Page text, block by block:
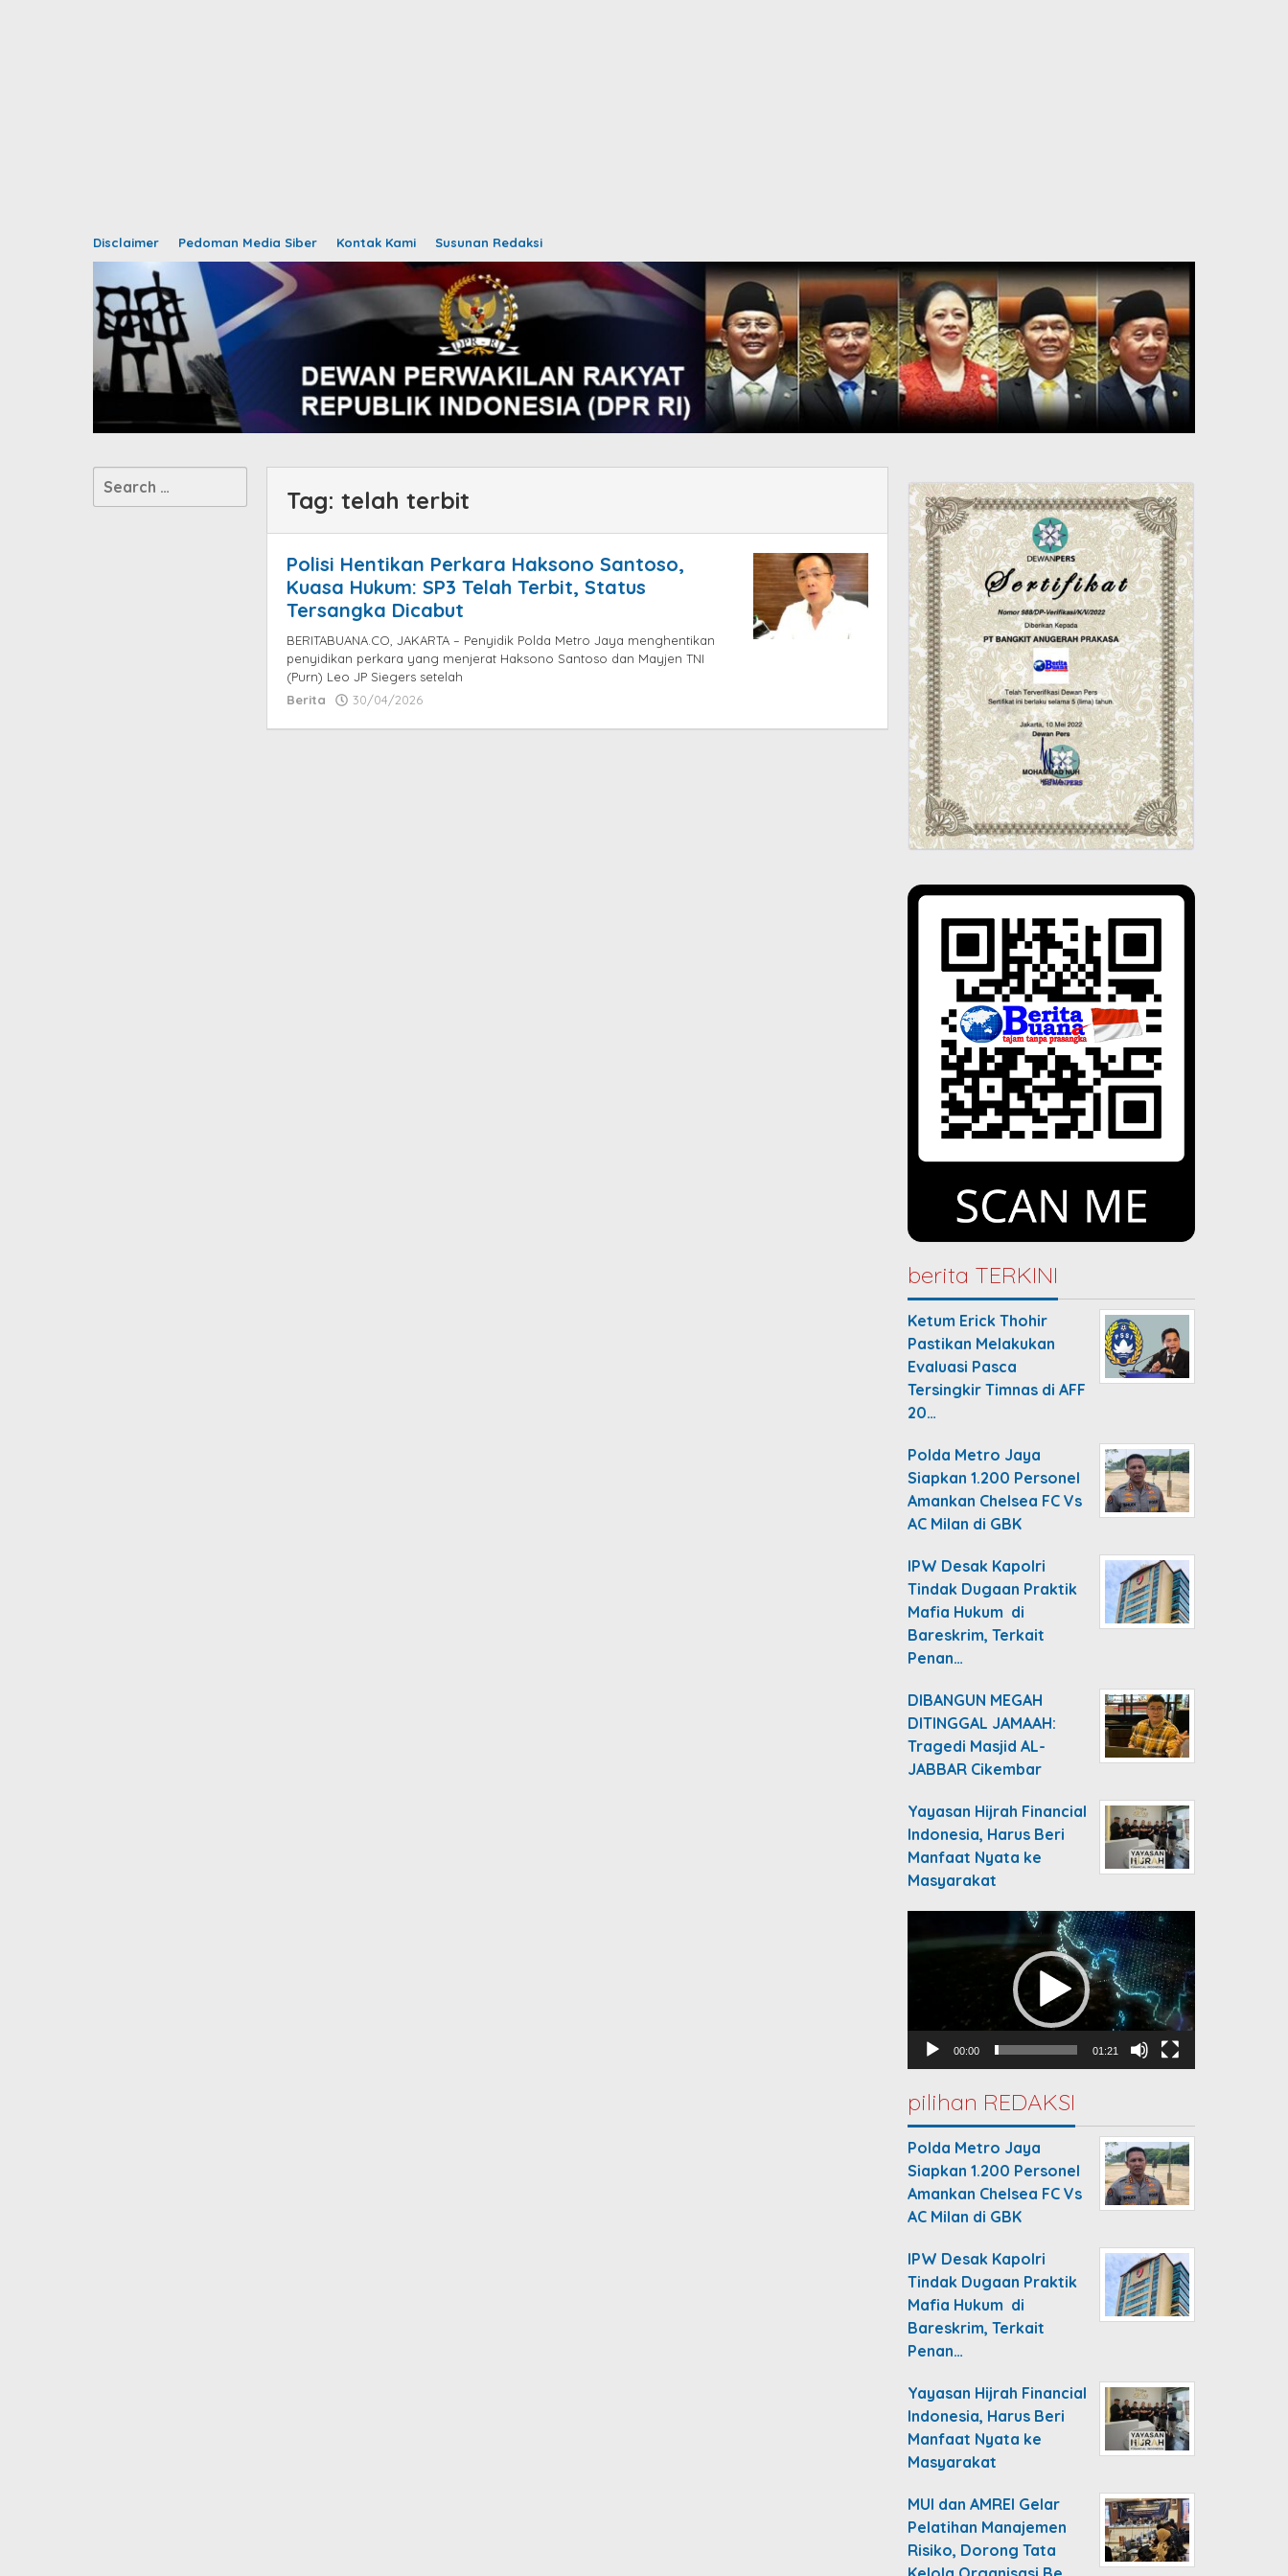
Disclaimer Pedoman Media Siber Kontak Kami Susunan Redaksi
Search
for:
Tag:telah terbit
Polisi Hentikan Perkara Haksono Santoso,
Kuasa Hukum: SP3 Telah Terbit, Status
Tersangka Dicabut
BERITABUANA.CO, JAKARTA – Penyidik Polda Metro Jaya menghentikan
penyidikan perkara yang menjerat Haksono Santoso dan Mayjen TNI
(Purn) Leo JP Siegers setelah
Berita
30/04/2026
berita TERKINI
Ketum Erick Thohir
Pastikan Melakukan
Evaluasi Pasca
Tersingkir Timnas di AFF
20…
Polda Metro Jaya
Siapkan 1.200 Personel
Amankan Chelsea FC Vs
AC Milan di GBK
IPW Desak Kapolri
Tindak Dugaan Praktik
Mafia Hukum di
Bareskrim, Terkait
Penan…
DIBANGUN MEGAH
DITINGGAL JAMAAH:
Tragedi Masjid AL-
JABBAR Cikembar
Yayasan Hijrah Financial
Indonesia, Harus Beri
Manfaat Nyata ke
Masyarakat
Player
00:00 01:21
pilihan REDAKSI
Polda Metro Jaya
Siapkan 1.200 Personel
Amankan Chelsea FC Vs
AC Milan di GBK
IPW Desak Kapolri
Tindak Dugaan Praktik
Mafia Hukum di
Bareskrim, Terkait
Penan…
Yayasan Hijrah Financial
Indonesia, Harus Beri
Manfaat Nyata ke
Masyarakat
MUI dan AMREI Gelar
Pelatihan Manajemen
Risiko, Dorong Tata